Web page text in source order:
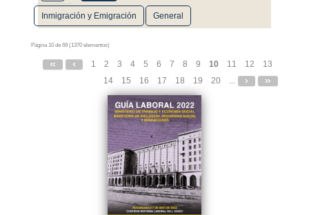
Inmigración y Emigración General
Página 10 de 69 (1370 elementos)
1 2 3 4 5 6 7 8 9 10 11 12
13
14
15 16 17 18 19 20